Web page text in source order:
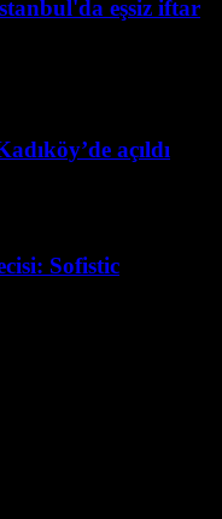
eşsiz iftar
açıldı
Sofistic